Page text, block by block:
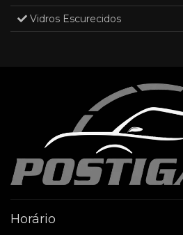
Vidros Escurecidos
Horário